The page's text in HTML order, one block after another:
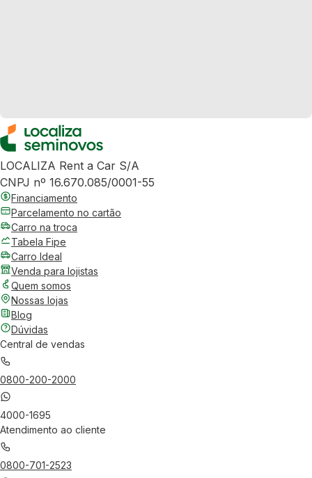
LOCALIZA Rent a Car S/A
CNPJ nº 16.670.085/0001-55
Financiamento
Parcelamento no cartão
Carro na troca
Tabela Fipe
Carro Ideal
Venda para lojistas
Quem somos
Nossas lojas
Blog
Dúvidas
Central de vendas
0800-200-2000
4000-1695
Atendimento ao cliente
0800-701-2523